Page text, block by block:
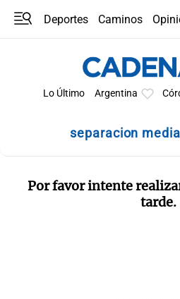
Deportes Caminos
Lo Último Argentina
separacion
Por favor intente
tarde.